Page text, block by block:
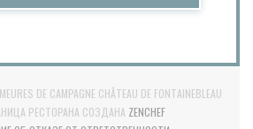
DE CAMPAGNE CHÂTEAU DE FONTAINEBLEAU
РЕСТОРАНА СОЗДАНА ZENCHEF((ОТКРЫВАЕТСЯ В